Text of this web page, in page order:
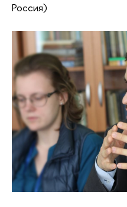
Россия)